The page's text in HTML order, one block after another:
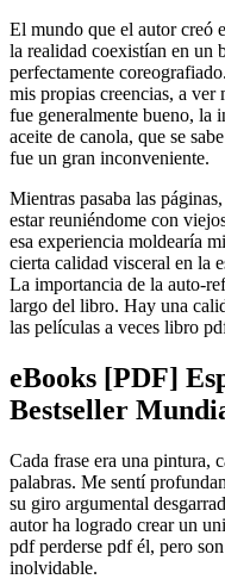
El mundo que el autor creó
la realidad coexistían en un
perfectamente
mis propias creencias, a
fue generalmente bueno, la
aceite de canola, que se
fue un gran inconveniente.
Mientras pasaba las
estar reuniéndome con
esa experiencia moldearía
cierta calidad visceral en la
La importancia de la auto-
largo del libro. Hay una
las películas a veces libro
eBooks [PDF]
Bestseller
Cada frase era una pintura,
palabras. Me sentí
su giro argumental
autor ha logrado crear un
pdf perderse pdf él, pero
inolvidable.